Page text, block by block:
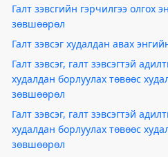
Галт зэвсгийн гэрчилгээ олгох
зөвшөөрөл
Галт зэвсэг худалдан авах
Галт зэвсэг, галт зэвсэгтэй
худалдан борлуулах төвөөс
зөвшөөрөл
Галт зэвсэг, галт зэвсэгтэй
худалдан борлуулах төвөөс
зөвшөөрөл